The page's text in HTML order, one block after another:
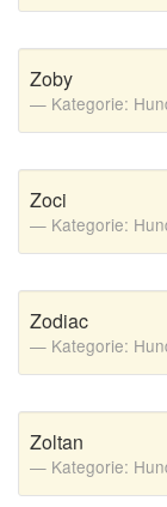
Zoby
Kategorie:
Zoci
Kategorie:
Zodiac
Kategorie:
Zoltan
Kategorie: